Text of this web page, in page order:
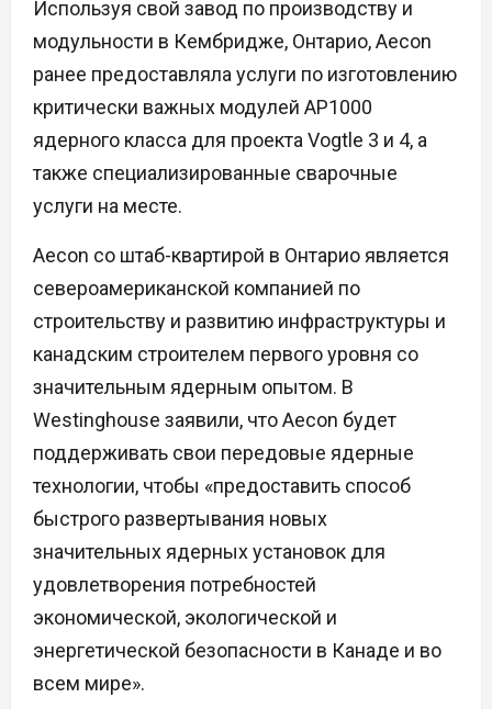
Используя свой завод по производству и
модульности в Кембридже, Онтарио, Aecon
ранее предоставляла услуги по изготовлению
критически важных модулей AP1000
ядерного класса для проекта Vogtle 3 и 4, а
также специализированные сварочные
услуги на месте.
Aecon со штаб-квартирой в Онтарио является
североамериканской компанией по
строительству и развитию инфраструктуры и
канадским строителем первого уровня со
значительным ядерным опытом. В
Westinghouse заявили, что Aecon будет
поддерживать свои передовые ядерные
технологии, чтобы «предоставить способ
быстрого развертывания новых
значительных ядерных установок для
удовлетворения потребностей
экономической, экологической и
энергетической безопасности в Канаде и во
всем мире».